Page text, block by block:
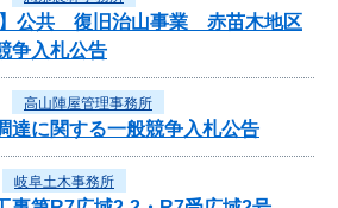
】公共 復旧治山事業 赤苗木地区
争入札公告
高山陣屋管理事務所
達に関する一般競争入札公告
岐阜土木事務所